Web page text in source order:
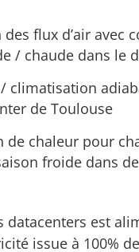
flux d’air avec
/ chaude dans le
climatisation
de Toulouse
de chaleur pour
froide dans
datacenters est
issue à 100%